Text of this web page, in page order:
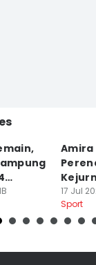
Amira
17 Jul
Sport